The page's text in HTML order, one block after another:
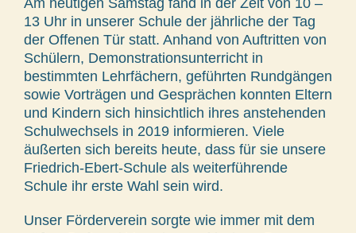
13 Uhr in unserer Schule der jährliche der Tag
der Offenen Tür statt. Anhand von Auftritten von
Schülern, Demonstrationsunterricht in
bestimmten Lehrfächern, geführten Rundgängen
sowie Vorträgen und Gesprächen konnten Eltern
und Kindern sich hinsichtlich ihres anstehenden
Schulwechsels in 2019 informieren. Viele
äußerten sich bereits heute, dass für sie unsere
Friedrich-Ebert-Schule als weiterführende
Schule ihr erste Wahl sein wird.
Unser Förderverein sorgte wie immer mit dem